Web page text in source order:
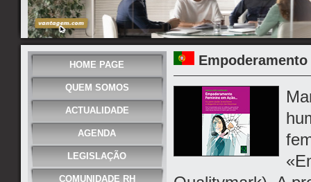
HOME PAGE
QUEM SOMOS
ACTUALIDADE
AGENDA
LEGISLAÇÃO
COMUNIDADE RH